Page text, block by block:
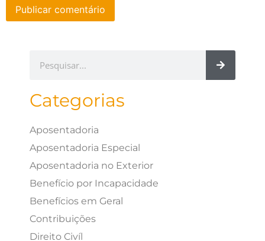
Categorias
Aposentadoria
Aposentadoria Especial
Aposentadoria no Exterior
Benefício por Incapacidade
Benefícios em Geral
Contribuições
Direito Civíl